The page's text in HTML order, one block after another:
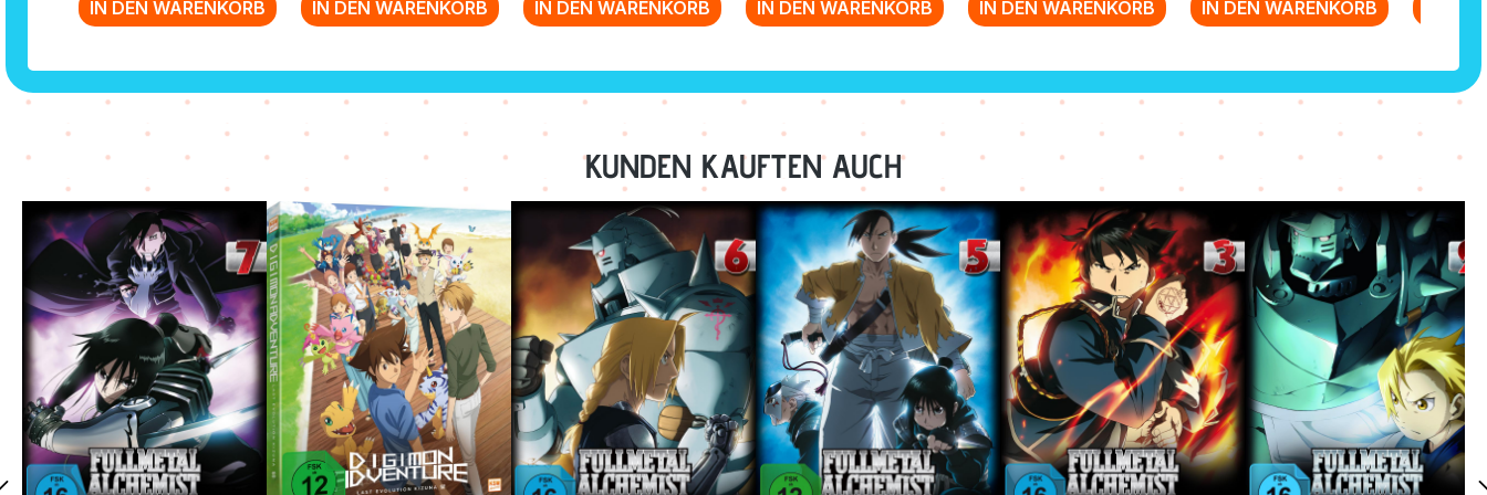
IN DEN WARENKORB IN DEN WARENKORB IN DEN WARENKORB IN DEN WARENKORB IN DEN WARENKORB IN DEN WARENKORB
KUNDEN KAUFTEN AUCH